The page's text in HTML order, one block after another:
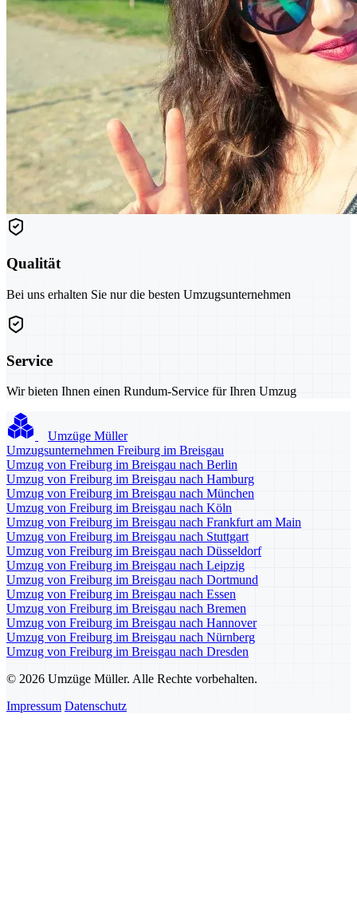
Qualität
Bei uns erhalten Sie nur die besten Umzugsunternehmen
Service
Wir bieten Ihnen einen Rundum-Service für Ihren Umzug
Umzüge Müller
Umzugsunternehmen Freiburg im Breisgau
Umzug von Freiburg im Breisgau nach Berlin
Umzug von Freiburg im Breisgau nach Hamburg
Umzug von Freiburg im Breisgau nach München
Umzug von Freiburg im Breisgau nach Köln
Umzug von Freiburg im Breisgau nach Frankfurt am Main
Umzug von Freiburg im Breisgau nach Stuttgart
Umzug von Freiburg im Breisgau nach Düsseldorf
Umzug von Freiburg im Breisgau nach Leipzig
Umzug von Freiburg im Breisgau nach Dortmund
Umzug von Freiburg im Breisgau nach Essen
Umzug von Freiburg im Breisgau nach Bremen
Umzug von Freiburg im Breisgau nach Hannover
Umzug von Freiburg im Breisgau nach Nürnberg
Umzug von Freiburg im Breisgau nach Dresden
© 2026 Umzüge Müller. Alle Rechte vorbehalten.
Impressum Datenschutz